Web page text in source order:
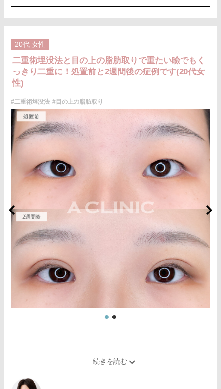
施術名：目の上の脂肪取り
施術内容：上まぶたを約2mmほど小さく切開し、余分な眼窩脂肪を取り除
開するため、傷跡はほとんど目立ちません。脂肪を適切に除去すること
で、まぶたが軽くなり、目元がすっきりとした印象になります。二重のラ
インもよりくっきりと出やすくなるため、眠たそうな目元や重たいまぶた
にお悩みの方に適した施術です。
施術時間：約15分程
リスク、副作用：腫れ、内出血、疼痛などが術後一時的に生じることがご
ざいます。また、稀に細菌感染症、左右差、肥厚性瘢痕、創部陥凹などが
費用：118,800円(税込)〜173,800円(税込)
オプション：笑気麻酔 3,300円(税込)
20代 女性
二重術埋没法と目の上の脂肪取りで重たい瞼でもく
っきり二重に！処置前と2週間後の症例です(20代女
性)
#二重術埋没法 #目の上の脂肪取り